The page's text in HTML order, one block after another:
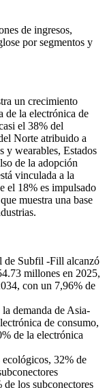
de ingresos,
por segmentos y
un crecimiento
de la electrónica de
el 38% del
Norte atribuido a
y wearables, Estados
de la adopción
vinculada a la
el 18% es impulsado
muestra una base
de Subfil -Fill alcanzó
millones en 2025,
con un 7,96% de
demanda de Asia-
de consumo,
de la electrónica
ecológicos, 32% de
los subconectores